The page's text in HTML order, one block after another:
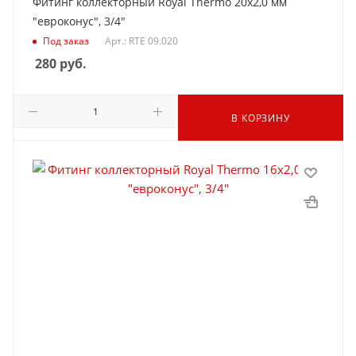
"евроконус", 3/4"
Под заказ Арт.: RTE 09.020
280 руб.
В КОРЗИНУ